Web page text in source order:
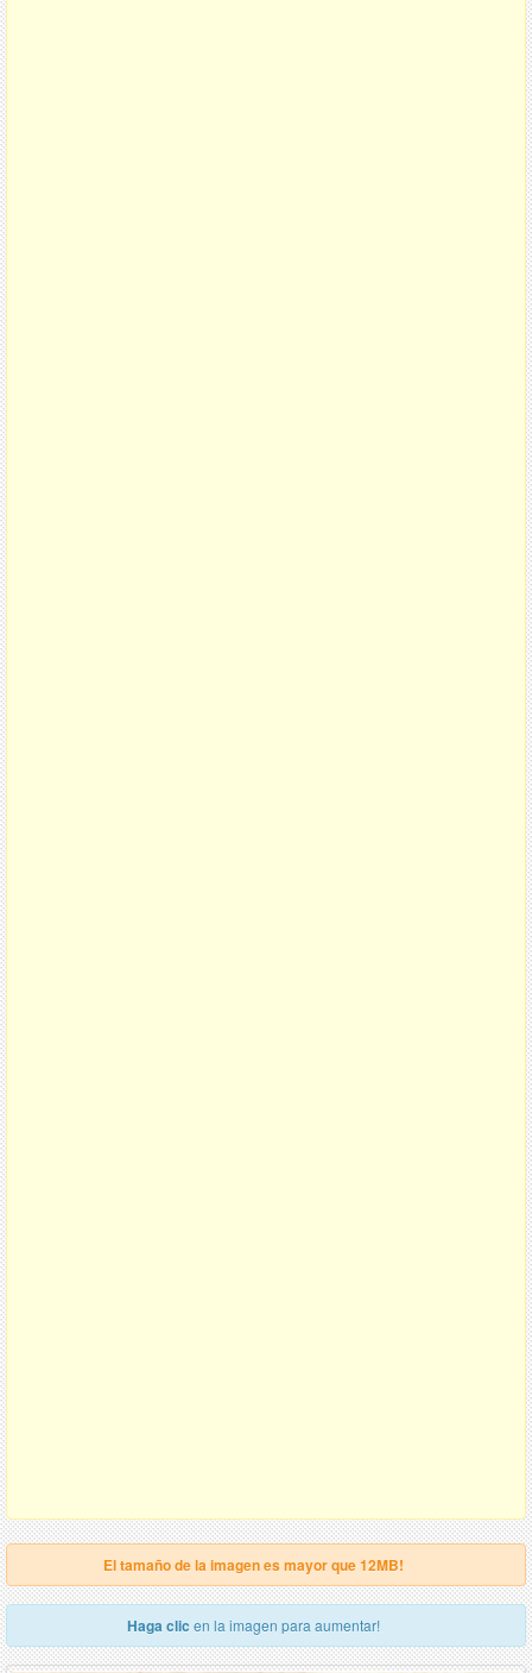
El tamaño de la imagen es mayor que 12MB!
Haga clic en la imagen para aumentar!